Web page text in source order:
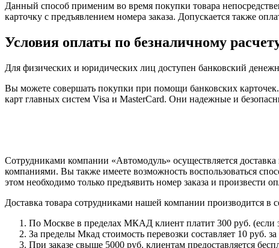
Данный способ применим во время покупки товара
карточку с предъявлением номера заказа. Допускается также
Условия оплаты по безналичному
Для физических и юридических лиц доступен банковский
Вы можете совершать покупки при помощи банковских
карт главных систем Visa и MasterCard. Они надежные и
Сотрудниками компании «Автомодуль» осуществляется
компаниями. Вы также имеете возможность воспользоваться
этом необходимо только предъявить номер заказа и произвести
Доставка товара сотрудниками нашей компании производится в
По Москве в пределах МКАД клиент платит 300 руб. (если
За пределы Мкад стоимость перевозки составляет 10 руб.
При заказе свыше 5000 руб. клиентам предоставляется